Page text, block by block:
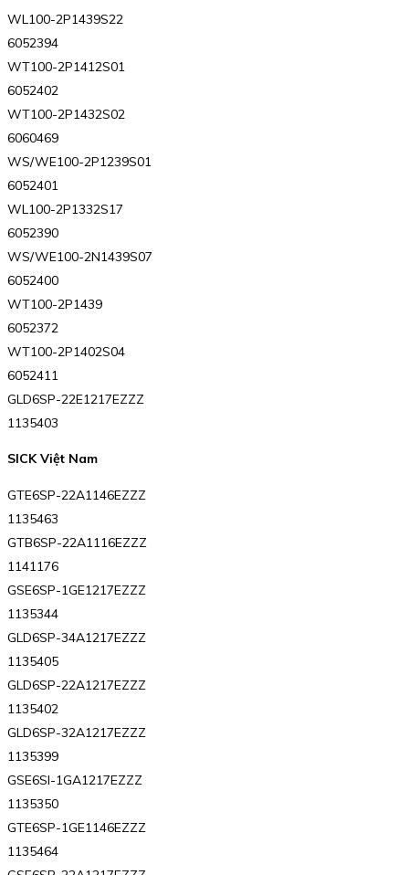
WL100-2P1439S22
6052394
WT100-2P1412S01
6052402
WT100-2P1432S02
6060469
WS/WE100-2P1239S01
6052401
WL100-2P1332S17
6052390
WS/WE100-2N1439S07
6052400
WT100-2P1439
6052372
WT100-2P1402S04
6052411
GLD6SP-22E1217EZZZ
1135403
SICK Việt Nam
GTE6SP-22A1146EZZZ
1135463
GTB6SP-22A1116EZZZ
1141176
GSE6SP-1GE1217EZZZ
1135344
GLD6SP-34A1217EZZZ
1135405
GLD6SP-22A1217EZZZ
1135402
GLD6SP-32A1217EZZZ
1135399
GSE6SI-1GA1217EZZZ
1135350
GTE6SP-1GE1146EZZZ
1135464